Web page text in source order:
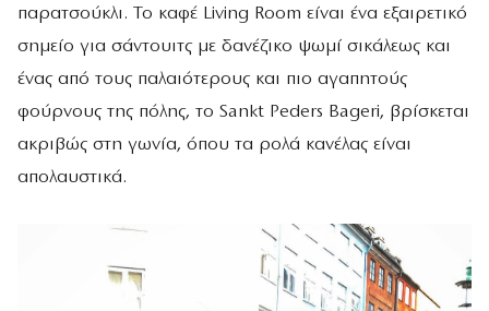
παρατσούκλι. Το καφέ Living Room είναι ένα εξαιρετικό
σημείο για σάντουιτς με δανέζικο ψωμί σικάλεως και
ένας από τους παλαιότερους και πιο αγαπητούς
φούρνους της πόλης, το Sankt Peders Bageri, βρίσκεται
ακριβώς στη γωνία, όπου τα ρολά κανέλας είναι
απολαυστικά.